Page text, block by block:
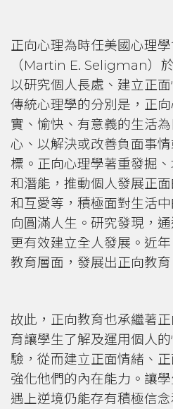
正向心理為時任美國心理
（Martin E. Seligman）
以研究個人長處、建立正
傳統心理學的分別是，正
實、愉快、有意義的生活
心、以解決或改善負面事
標。正向心理學著重發掘
和潛能，推動個人發展正
和互愛等，積極面對生活
向圓滿人生。研究發現，
更有效建立全人發展。近
教育層面，發展出正向教育
故此，正向教育也承繼著
育讓學生了解及運用個人
驗，從而建立正面情緒、
強化他們的內在能力。讓
遇上逆境仍能存有積極信